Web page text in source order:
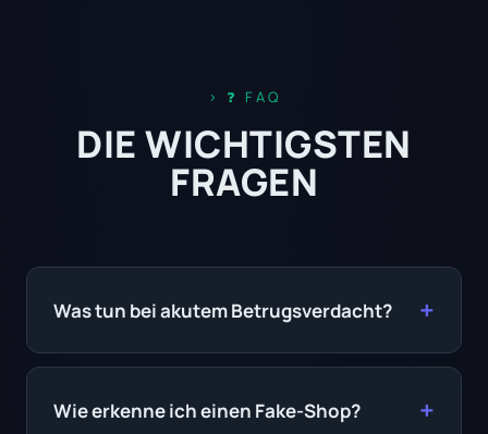
❓ FAQ
DIE WICHTIGSTEN
FRAGEN
Was tun bei akutem Betrugsverdacht?
Wie erkenne ich einen Fake-Shop?